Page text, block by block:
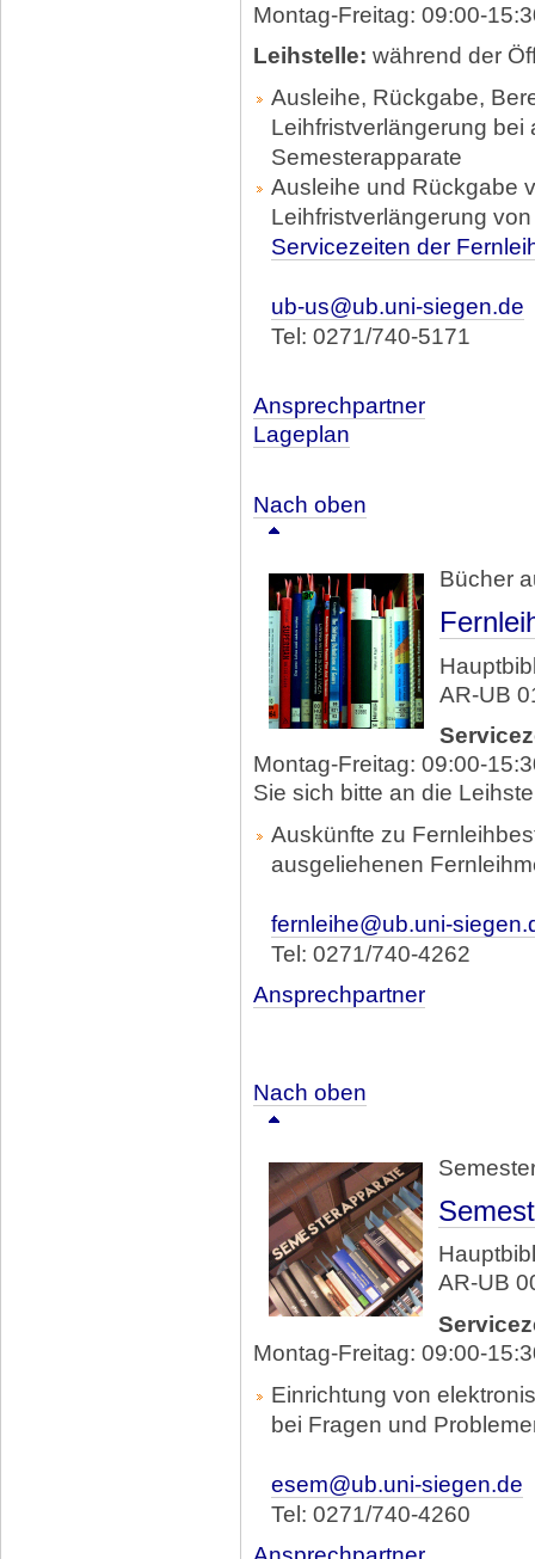
Montag-Freitag: 09:00-
Leihstelle: während der
Ausleihe, Rückgabe,
Leihfristverlängerung bei
Semesterapparate
Ausleihe und Rückgabe
Leihfristverlängerung
Servicezeiten der
ub-us@ub.uni-siegen.de
Tel: 0271/740-5171
Ansprechpartner
Lageplan
Nach oben
Bücher
AR-UB
Montag-Freitag: 09:00-
Sie sich bitte an die
Auskünfte zu
ausgeliehenen
fernleihe@ub.uni-
Tel: 0271/740-4262
Ansprechpartner
Nach oben
AR-UB
Montag-Freitag: 09:00-
Einrichtung von
bei Fragen und
esem@ub.uni-siegen.de
Tel: 0271/740-4260